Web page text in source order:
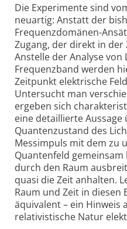
Die Experimente sind
neuartig: Anstatt der
Frequenzdomänen-
Zugang, der direkt in
Anstelle der Analyse
Frequenzband werden
Zeitpunkt elektrische
Untersucht man
ergeben sich
eine detaillierte
Quantenzustand des
Messimpuls mit dem zu
Quantenfeld
durch den Raum
quasi die Zeit anhalten.
Raum und Zeit in
äquivalent – ein Hinweis
relativistische Natur